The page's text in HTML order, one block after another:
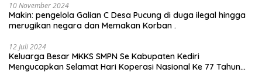
10 November 2024
Makin: pengelola Galian C Desa Pucung di duga ilegal hingga
merugikan negara dan Memakan Korban .
12 Juli 2024
Keluarga Besar MKKS SMPN Se Kabupaten Kediri
Mengucapkan Selamat Hari Koperasi Nasional Ke 77 Tahun